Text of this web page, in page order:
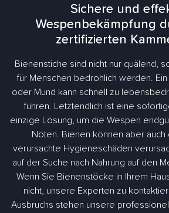
Sichere und
Wespenbekämpfung
zertifizierten
Bienenstiche sind nicht nur quälend,
für Menschen bedrohlich werden. Ein
oder Mund kann schnell zu
führen. Letztendlich ist eine
einzige Lösung, um die Wespen
Nöten. Bienen können aber auch
verursachte Hygieneschäden
auf der Suche nach Nahrung auf den
Wenn Sie Bienenstöcke in Ihrem
nicht, unsere Experten zu
Ausbruchs stehen unsere